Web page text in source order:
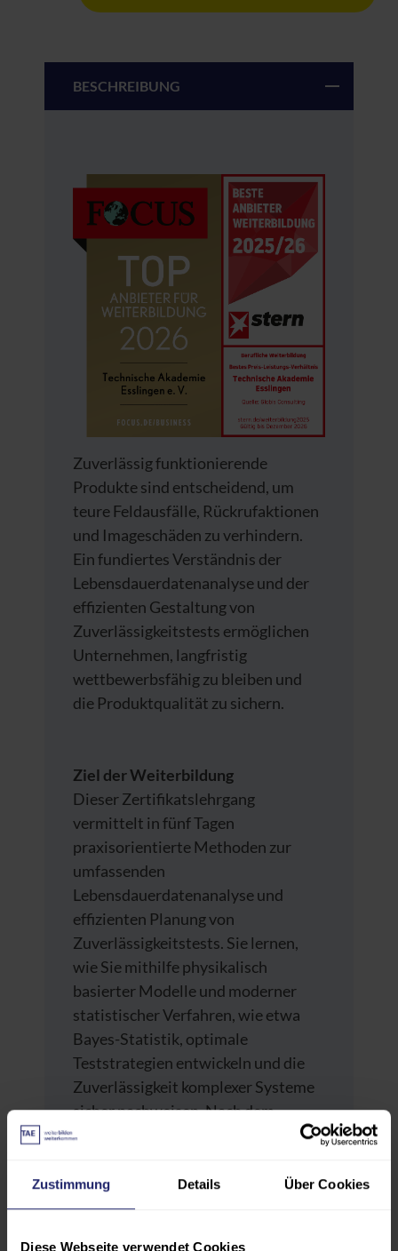
Zustimmung Details Über Cookies
Diese Webseite verwendet Cookies
BESCHREIBUNG
Zuverlässig funktionierende
Produkte sind entscheidend, um
teure Feldausfälle, Rückrufaktionen
und Imageschäden zu verhindern.
Ein fundiertes Verständnis der
Lebensdauerdatenanalyse und der
effizienten Gestaltung von
Zuverlässigkeitstests ermöglichen
Unternehmen, langfristig
wettbewerbsfähig zu bleiben und
die Produktqualität zu sichern.
Ziel der Weiterbildung
Dieser Zertifikatslehrgang
vermittelt in fünf Tagen
praxisorientierte Methoden zur
umfassenden
Lebensdauerdatenanalyse und
effizienten Planung von
Zuverlässigkeitstests. Sie lernen,
wie Sie mithilfe physikalisch
basierter Modelle und moderner
statistischer Verfahren, wie etwa
Bayes-Statistik, optimale
Teststrategien entwickeln und die
Zuverlässigkeit komplexer Systeme
sicher nachweisen. Nach dem
Seminar können Sie
auswerten, Ressourcen einsparen
und die Zuverlässigkeit Ihrer